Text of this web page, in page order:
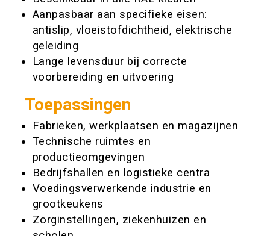
Aanpasbaar aan specifieke eisen:
antislip, vloeistofdichtheid, elektrische
geleiding
Lange levensduur bij correcte
voorbereiding en uitvoering
Toepassingen
Fabrieken, werkplaatsen en magazijnen
Technische ruimtes en
productieomgevingen
Bedrijfshallen en logistieke centra
Voedingsverwerkende industrie en
grootkeukens
Zorginstellingen, ziekenhuizen en